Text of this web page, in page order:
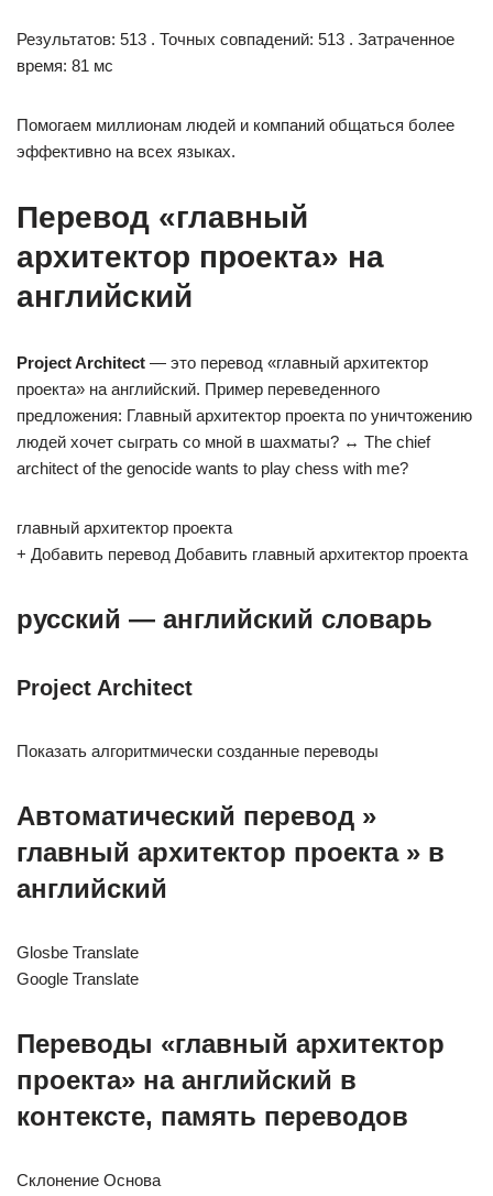
Результатов: 513 . Точных совпадений: 513 . Затраченное
время: 81 мс
Помогаем миллионам людей и компаний общаться более
эффективно на всех языках.
Перевод «главный
архитектор проекта» на
английский
Project Architect — это перевод «главный архитектор
проекта» на английский. Пример переведенного
предложения: Главный архитектор проекта по уничтожению
людей хочет сыграть со мной в шахматы? ↔ The chief
architect of the genocide wants to play chess with me?
главный архитектор проекта
+ Добавить перевод Добавить главный архитектор проекта
русский — английский словарь
Project Architect
Показать алгоритмически созданные переводы
Автоматический перевод »
главный архитектор проекта» в
английский
Glosbe Translate
Google Translate
Переводы «главный архитектор
проекта» на английский в
контексте, память переводов
Склонение Основа